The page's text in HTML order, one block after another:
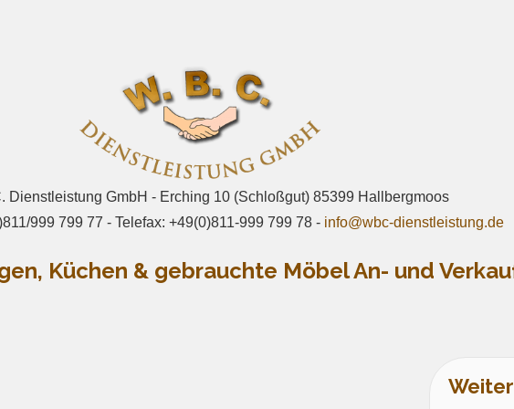
Dienstleistung GmbH - Erching 10 (Schloßgut) 85399 Hallbergmoos
999 799 77 - Telefax: +49(0)811-999 799 78 - info@wbc-dienstleistung.de
Küchen & gebrauchte Möbel An- und